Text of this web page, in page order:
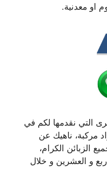
او معدنية.
التي نقدمها لكم في
مركبة، ناهيك عن
الزبائن الكرام،
و العشرين و خلال